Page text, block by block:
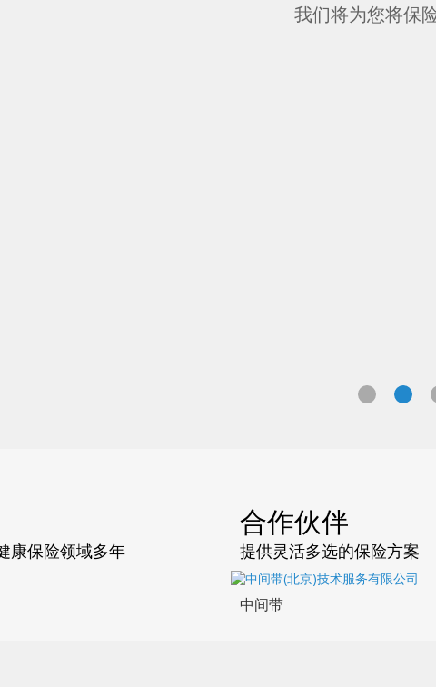
我们将为您将保
康保险领域多年
合作伙伴
提供灵活多选的保险方案
中间带